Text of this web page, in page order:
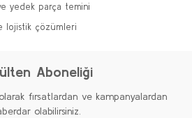
yedek parça temini
lojistik çözümleri
Aboneliği
fırsatlardan ve kampanyalardan
olabilirsiniz.